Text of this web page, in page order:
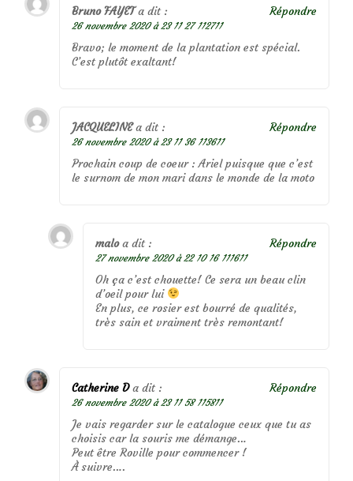
Bruno FAYET a dit :
26 novembre 2020 à 23 11 27 112711
Bravo; le moment de la plantation est spécial.
C’est plutôt exaltant!
Répondre
JACQUELINE a dit :
26 novembre 2020 à 23 11 36 113611
Prochain coup de coeur : Ariel puisque que c’est
le surnom de mon mari dans le monde de la moto
Répondre
malo a dit :
27 novembre 2020 à 22 10 16 111611
Oh ça c’est chouette! Ce sera un beau clin
d’oeil pour lui
En plus, ce rosier est bourré de qualités,
très sain et vraiment très remontant!
Répondre
Catherine D a dit :
26 novembre 2020 à 23 11 58 115811
Je vais regarder sur le catalogue ceux que tu as
choisis car la souris me démange…
Peut être Roville pour commencer !
À suivre….
Répondre